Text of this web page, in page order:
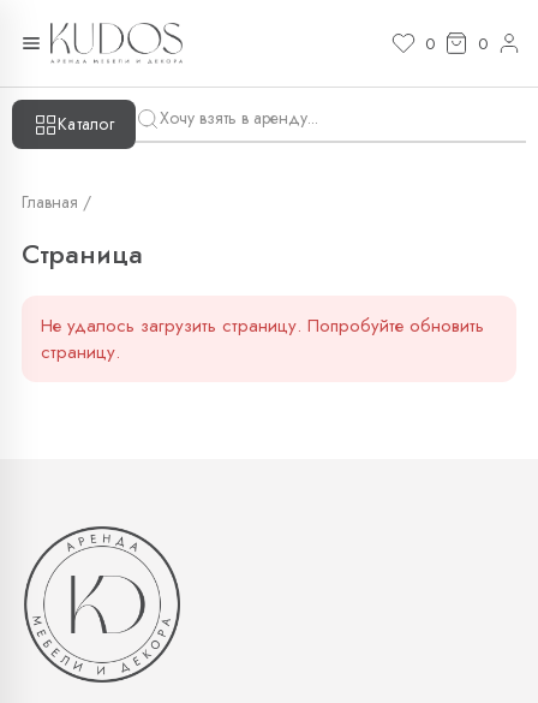
0 0
Каталог
Главная /
Страница
Не удалось загрузить страницу. Попробуйте обновить
страницу.